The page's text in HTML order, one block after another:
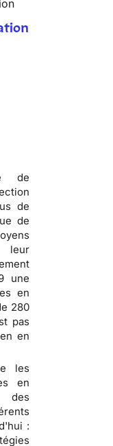
de
de
de
leur
une
en
280
pas
en
les
en
des
: